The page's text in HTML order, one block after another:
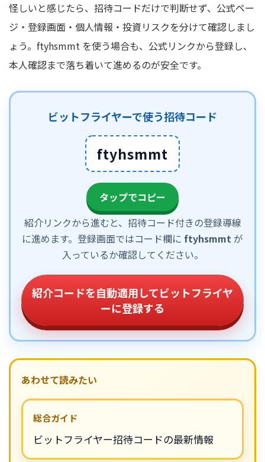
怪しいと感じたら、招待コードだけで判断せず、公式ペー
ジ・登録画面・個人情報・投資リスクを分けて確認しまし
ょう。ftyhsmmt を使う場合も、公式リンクから登録し、
本人確認まで落ち着いて進めるのが安全です。
ビットフライヤーで使う招待コード
ftyhsmmt
タップでコピー
紹介リンクから進むと、招待コード付きの登録導線
に進めます。登録画面ではコード欄に ftyhsmmtが
入っているか確認してください。
紹介コードを自動適用してビットフライヤ
ーに登録する
あわせて読みたい
総合ガイド
ビットフライヤー招待コードの最新情報